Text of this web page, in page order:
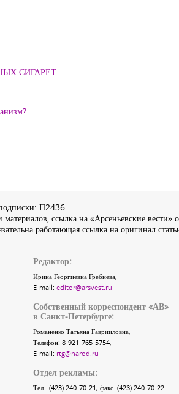
СИГАРЕТ
П2436
ссылка на «Арсеньевские вести»
работающая ссылка на оригинал
Редактор:
Ирина Георгиевна Гребнёва,
E-mail: editor@arsvest.ru
Собственный корреспондент «АВ»
в Санкт-Петербурге:
Романенко Татьяна Гаврииловна,
Телефон: 8-921-765-5754,
E-mail: rtg@narod.ru
Отдел рекламы:
Тел.: (423) 240-70-21, факс: (423) 240-70-22